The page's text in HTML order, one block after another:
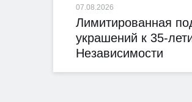
07.08.2026
Лимитированная
украшений к 35-
Независимости